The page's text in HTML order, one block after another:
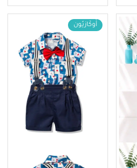
أُوكَازيُون